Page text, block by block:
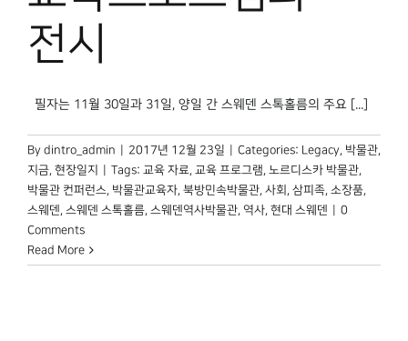
전시​
필자는 11월 30일과 31일, 양일 간 스웨덴 스톡홀름의 주요 [...]
By dintro_admin 2017년 12월 23일 Categories: Legacy, 박물관,
지금, 현장일지 Tags: 교육 자료, 교육 프로그램, 노르디스카 박물관,
박물관 컨퍼런스, 박물관교육자, 북방민속박물관, 사회 , 삼피족, 소장품,
스웨덴, 스웨덴 스톡홀름, 스웨덴역사박물관, 역사, 현대 스웨덴
0
Comments
Read More